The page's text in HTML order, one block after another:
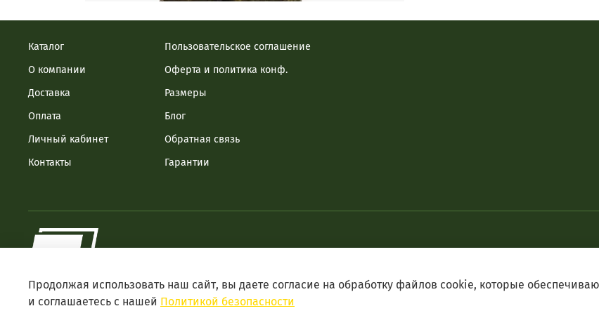
Каталог
О компании
Доставка
Оплата
Личный кабинет
Контакты
Пользовательское соглашение
Оферта и политика конф.
Размеры
Блог
Обратная связь
Гарантии
Продолжая использовать наш сайт, вы даете согласие на обработку файлов cookie, которые
и соглашаетесь с нашей Политикой безопасности